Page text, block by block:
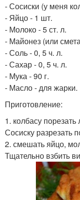
- Сосиски (у меня
- Яйцо - 1 шт.
- Молоко - 5 ст. л.
- Майонез (или
- Соль - 0, 5 ч. л.
- Сахар - 0, 5 ч. л.
- Мука - 90 г.
- Масло - для жарки.
Приготовление:
1. колбасу
Сосиску разрезать
2. смешать яйцо,
Тщательно взбить